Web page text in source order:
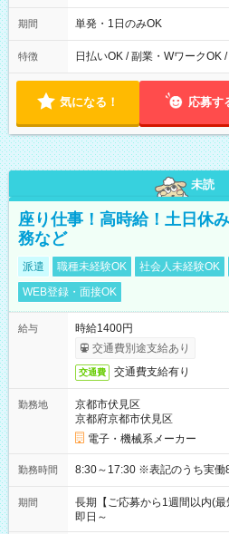
00～20：00
期間 単発・1日のみOK
特徴 日払いOK / 副業・WワークOK
気になる！ 応募す
未読
座り仕事！高時給！土日休
務など
派遣 職種未経験OK 社会人未経験OK
WEB登録・面接OK
給与
時給1400円
交通費別途支給あり
交通費 交通費支給有り
勤務地
京都市伏見区
京都府京都市伏見区
電子・機械系メーカー
勤務時間 8:30～17:30 ※表記のうち
期間
長期【ご応募から1週間以内(最
即日～